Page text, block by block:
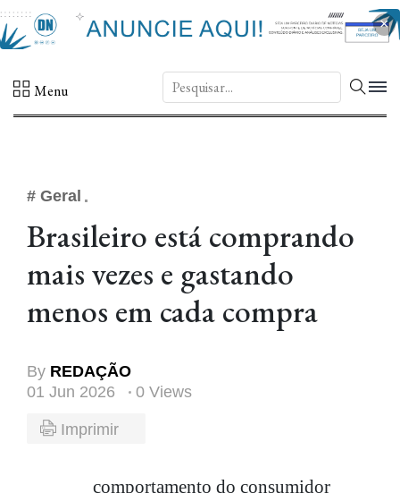
×
Menu DN.
# Geral
Brasileiro está comprando
mais vezes e gastando
menos em cada compra
By REDAÇÃO
01 Jun 2026
0 Views
Imprimir